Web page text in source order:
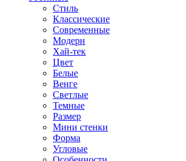
Стиль
Классические
Современные
Модерн
Хай-тек
Цвет
Белые
Венге
Светлые
Темные
Размер
Мини стенки
Форма
Угловые